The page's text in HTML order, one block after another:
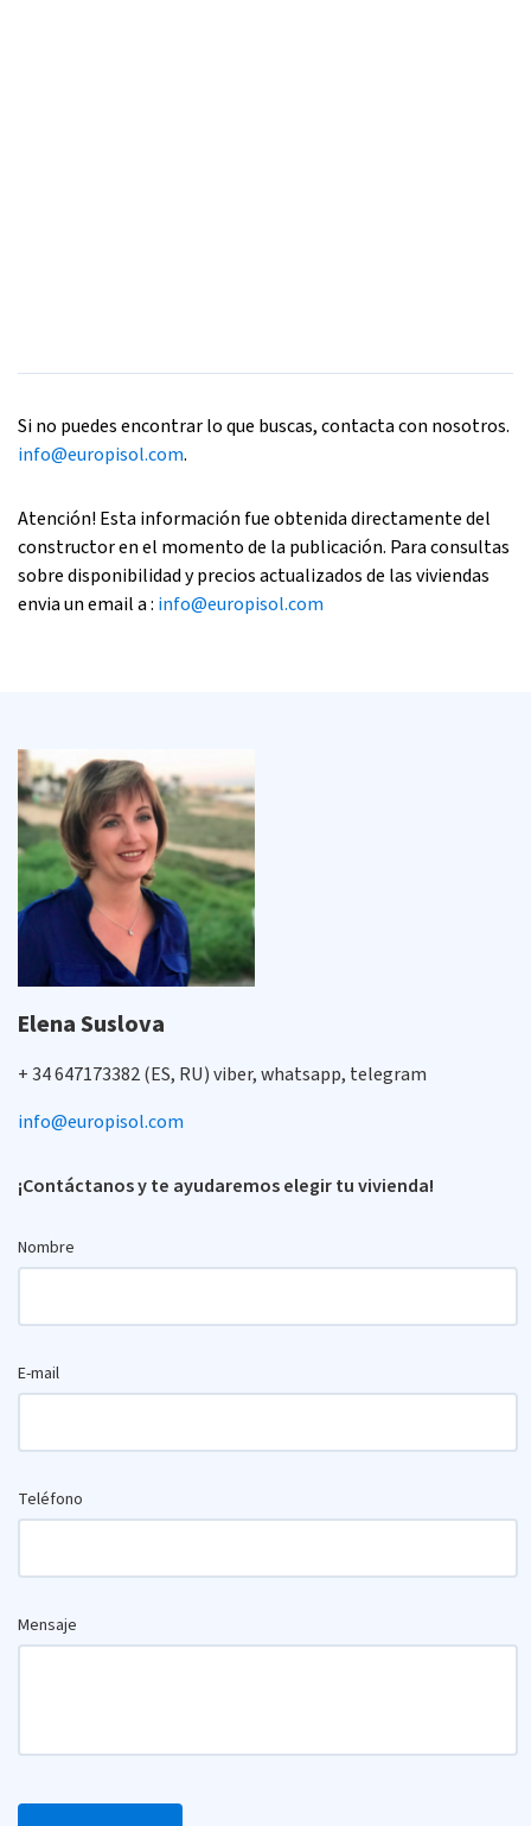
Si no puedes encontrar lo que buscas, contacta con nosotros.
info@europisol.com.
Atención! Esta información fue obtenida directamente del
constructor en el momento de la publicación. Para consultas
sobre disponibilidad y precios actualizados de las viviendas
envia un email a : info@europisol.com
Elena Suslova
+ 34 647173382 (ES, RU) viber, whatsapp, telegram
info@europisol.com
¡Contáctanos y te ayudaremos elegir tu vivienda!
Nombre
E-mail
Teléfono
Mensaje